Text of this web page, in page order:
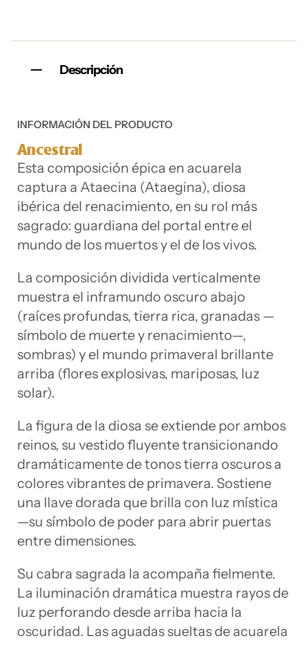
Descripción
INFORMACIÓN DEL PRODUCTO
Ancestral
Esta composición épica en acuarela
captura a Ataecina (Ataegina), diosa
ibérica del renacimiento, en su rol más
sagrado: guardiana del portal entre el
mundo de los muertos y el de los vivos.
La composición dividida verticalmente
muestra el inframundo oscuro abajo
(raíces profundas, tierra rica, granadas —
símbolo de muerte y renacimiento—,
sombras) y el mundo primaveral brillante
arriba (flores explosivas, mariposas, luz
solar).
La figura de la diosa se extiende por ambos
reinos, su vestido fluyente transicionando
dramáticamente de tonos tierra oscuros a
colores vibrantes de primavera. Sostiene
una llave dorada que brilla con luz mística
—su símbolo de poder para abrir puertas
entre dimensiones.
Su cabra sagrada la acompaña fielmente.
La iluminación dramática muestra rayos de
luz perforando desde arriba hacia la
oscuridad. Las aguadas sueltas de acuarela